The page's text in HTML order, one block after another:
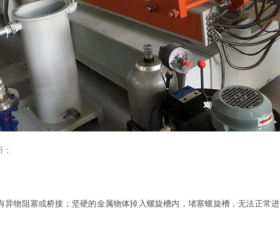
异物阻塞或桥接；坚硬的金属物体掉入螺旋槽内，堵塞螺旋槽，无法正常进